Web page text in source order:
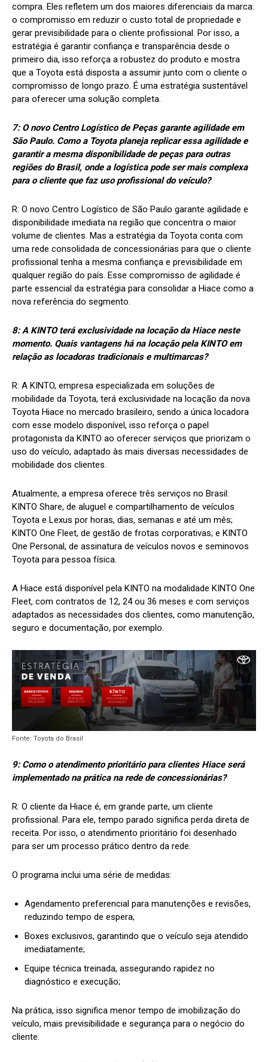
compra. Eles refletem um dos maiores diferenciais da marca:
o compromisso em reduzir o custo total de propriedade e
gerar previsibilidade para o cliente profissional. Por isso, a
estratégia é garantir confiança e transparência desde o
primeiro dia, isso reforça a robustez do produto e mostra
que a Toyota está disposta a assumir junto com o cliente o
compromisso de longo prazo. É uma estratégia sustentável
para oferecer uma solução completa.
7: O novo Centro Logístico de Peças garante agilidade em
São Paulo. Como a Toyota planeja replicar essa agilidade e
garantir a mesma disponibilidade de peças para outras
regiões do Brasil, onde a logística pode ser mais complexa
para o cliente que faz uso profissional do veículo?
R: O novo Centro Logístico de São Paulo garante agilidade e
disponibilidade imediata na região que concentra o maior
volume de clientes. Mas a estratégia da Toyota conta com
uma rede consolidada de concessionárias para que o cliente
profissional tenha a mesma confiança e previsibilidade em
qualquer região do país. Esse compromisso de agilidade é
parte essencial da estratégia para consolidar a Hiace como a
nova referência do segmento.
8: A KINTO terá exclusividade na locação da Hiace neste
momento. Quais vantagens há na locação pela KINTO em
relação as locadoras tradicionais e multimarcas?
R: A KINTO, empresa especializada em soluções de
mobilidade da Toyota, terá exclusividade na locação da nova
Toyota Hiace no mercado brasileiro, sendo a única locadora
com esse modelo disponível, isso reforça o papel
protagonista da KINTO ao oferecer serviços que priorizam o
uso do veículo, adaptado às mais diversas necessidades de
mobilidade dos clientes.
Atualmente, a empresa oferece três serviços no Brasil:
KINTO Share, de aluguel e compartilhamento de veículos
Toyota e Lexus por horas, dias, semanas e até um mês;
KINTO One Fleet, de gestão de frotas corporativas; e KINTO
One Personal, de assinatura de veículos novos e seminovos
Toyota para pessoa física.
A Hiace está disponível pela KINTO na modalidade KINTO One
Fleet, com contratos de 12, 24 ou 36 meses e com serviços
adaptados as necessidades dos clientes, como manutenção,
seguro e documentação, por exemplo.
Fonte: Toyota do Brasil
9: Como o atendimento prioritário para clientes Hiace será
implementado na prática na rede de concessionárias?
R: O cliente da Hiace é, em grande parte, um cliente
profissional. Para ele, tempo parado significa perda direta de
receita. Por isso, o atendimento prioritário foi desenhado
para ser um processo prático dentro da rede.
O programa inclui uma série de medidas:
Agendamento preferencial para manutenções e revisões,
reduzindo tempo de espera;
Boxes exclusivos, garantindo que o veículo seja atendido
imediatamente;
Equipe técnica treinada, assegurando rapidez no
diagnóstico e execução;
Na prática, isso significa menor tempo de imobilização do
veículo, mais previsibilidade e segurança para o negócio do
cliente.